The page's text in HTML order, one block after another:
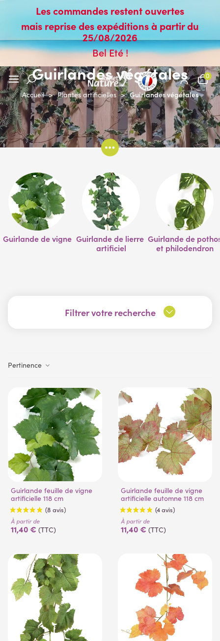
Les commandes restent ouvertes
mais reprise des expéditions à partir du
25/08/2026
Bel Eté !
0
Guirlandes végétales
Accueil > Plantes artificielles > Guirlandes végétales
Guirlande de vigne Guirlande de lierre
artificiel
Guirlande de
et philodendron
Filtrer votre recherche
Pertinence
Guirlande feuille de vigne
artificielle 118 cm
(8 avis)
À partir de
11,40 € (TTC)
Guirlande feuille de vigne
artificielle automne 118 cm
(4 avis)
À partir de
11,40 € (TTC)